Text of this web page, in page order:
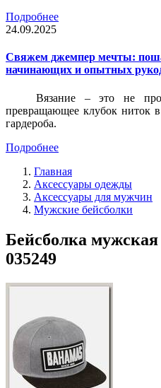
Подробнее
24.09.2025
Свяжем джемпер мечты:
начинающих и опытных
Вязание – это не
превращающее клубок ниток
гардероба.
Подробнее
Главная
Аксессуары одежды
Аксессуары для мужчин
Мужские бейсболки
Бейсболка
035249